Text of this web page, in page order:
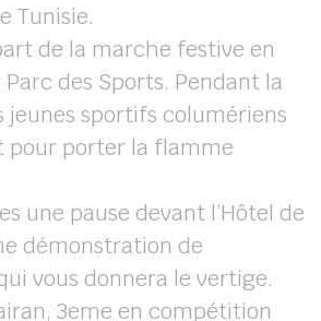
Tunisie.
de la marche festive en
des Sports. Pendant la
jeunes sportifs columériens
pour porter la flamme
une pause devant l’Hôtel de
démonstration de
vous donnera le vertige.
3eme en compétition